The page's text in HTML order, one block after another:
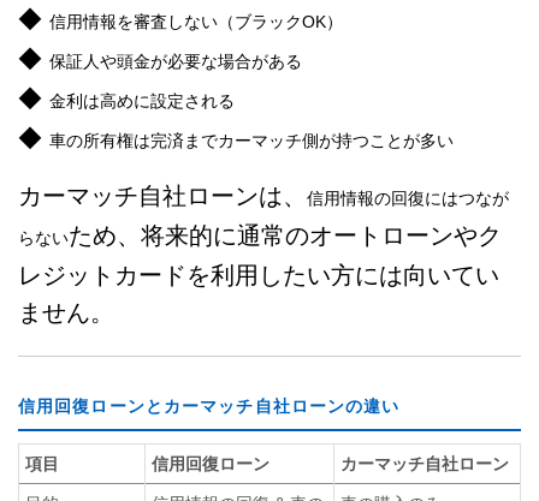
◆ 信用情報を審査しない（ブラックOK）
◆ 保証人や頭金が必要な場合がある
◆ 金利は高めに設定される
◆ 車の所有権は完済までカーマッチ側が持つことが多い
カーマッチ自社ローンは、 信用情報の回復にはつなが
らないため、将来的に通常のオートローンやク
レジットカードを利用したい方には向いてい
ません。
信用回復ローンとカーマッチ自社ローンの違い
項目 信用回復ローン カーマッチ自社ローン